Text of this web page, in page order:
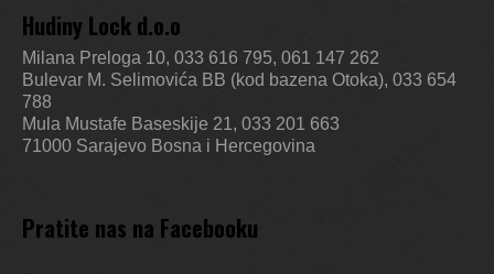
Hudiny Lock d.o.o
Milana Preloga 10, 033 616 795, 061 147 262
Bulevar M. Selimovića BB (kod bazena Otoka), 033 654
788
Mula Mustafe Baseskije 21, 033 201 663
71000 Sarajevo Bosna i Hercegovina
Pratite nas na Facebooku